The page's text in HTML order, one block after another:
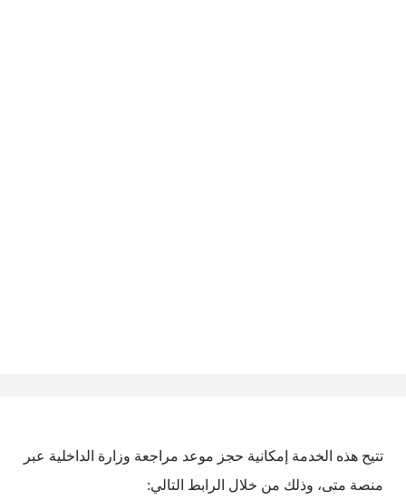
تتيح هذه الخدمة إمكانية حجز موعد مراجعة وزارة الداخلية عبر
منصة متى، وذلك من خلال الرابط التالي: